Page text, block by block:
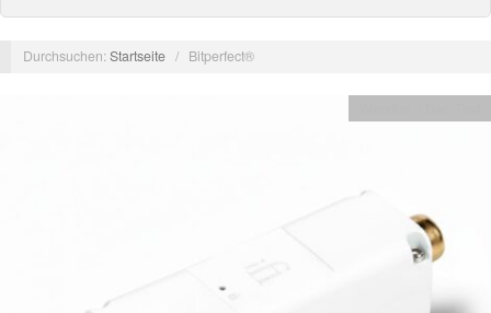
Durchsuchen:Startseite / Bitperfect®